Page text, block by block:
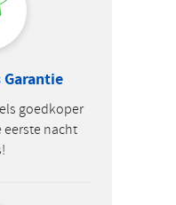
goedkoper
eerste nacht